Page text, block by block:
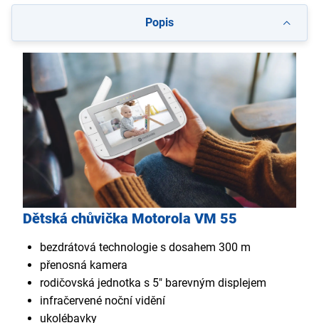
Popis
Dětská chůvička Motorola VM 55
bezdrátová technologie s dosahem 300 m
přenosná kamera
rodičovská jednotka s 5" barevným displejem
infračervené noční vidění
ukolébavky